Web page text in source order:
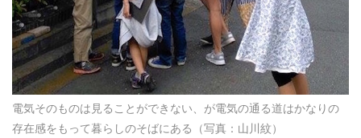
電気そのものは見ることができない、が電気の通る道はかなりの
存在感をもって暮らしのそばにある（写真：山川紋）